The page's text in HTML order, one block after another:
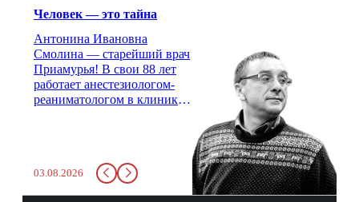
Человек — это тайна
Антонина Ивановна
Смолина — старейший врач
Приамурья! В свои 88 лет
работает анестезиологом-
реаниматологом в клинике
стажем о жизни, смерти
душе и духе. Откровенно о
03.08.2026